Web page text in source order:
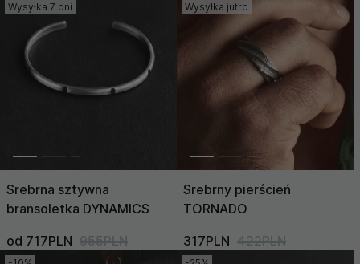
Wysyłka 7 dni
Srebrna sztywna
bransoletka DYNAMICS
od 717PLN 955PLN
Wysyłka jutro
Srebrny pierścień
TORNADO
317PLN 422PLN